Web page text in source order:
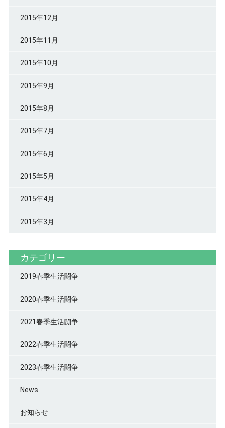
2015年12月
2015年11月
2015年10月
2015年9月
2015年8月
2015年7月
2015年6月
2015年5月
2015年4月
2015年3月
カテゴリー
2019春季生活闘争
2020春季生活闘争
2021春季生活闘争
2022春季生活闘争
2023春季生活闘争
News
お知らせ